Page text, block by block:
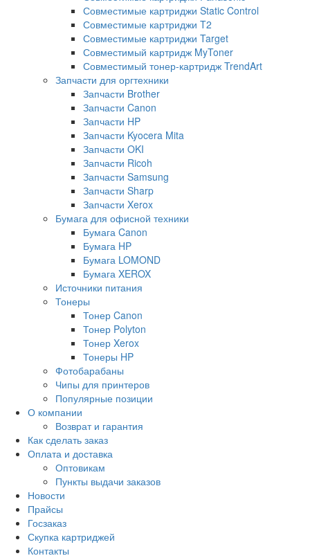
Совместимые картриджи Static Control
Совместимые картриджи T2
Совместимые картриджи Target
Совместимый картридж MyToner
Совместимый тонер-картридж TrendArt
Запчасти для оргтехники
Запчасти Brother
Запчасти Canon
Запчасти HP
Запчасти Kyocera Mita
Запчасти OKI
Запчасти Ricoh
Запчасти Samsung
Запчасти Sharp
Запчасти Xerox
Бумага для офисной техники
Бумага Canon
Бумага HP
Бумага LOMOND
Бумага XEROX
Источники питания
Тонеры
Тонер Canon
Тонер Polyton
Тонер Xerox
Тонеры HP
Фотобарабаны
Чипы для принтеров
Популярные позиции
О компании
Возврат и гарантия
Как сделать заказ
Оплата и доставка
Оптовикам
Пункты выдачи заказов
Новости
Прайсы
Госзаказ
Скупка картриджей
Контакты